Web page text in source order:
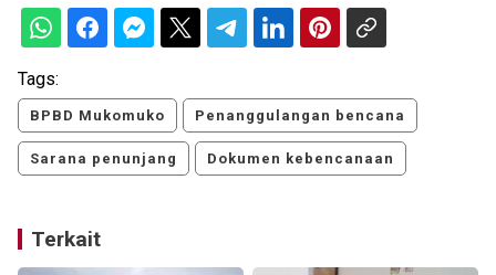
Tags:
BPBD Mukomuko Penanggulangan bencana
Sarana penunjang Dokumen kebencanaan
Terkait